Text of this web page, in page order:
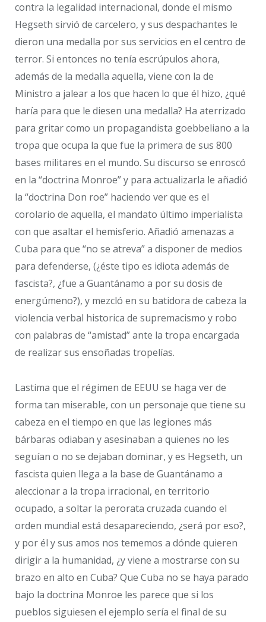
contra la legalidad internacional, donde el mismo
Hegseth sirvió de carcelero, y sus despachantes le
dieron una medalla por sus servicios en el centro de
terror. Si entonces no tenía escrúpulos ahora,
además de la medalla aquella, viene con la de
Ministro a jalear a los que hacen lo que él hizo, ¿qué
haría para que le diesen una medalla? Ha aterrizado
para gritar como un propagandista goebbeliano a la
tropa que ocupa la que fue la primera de sus 800
bases militares en el mundo. Su discurso se enroscó
en la “doctrina Monroe” y para actualizarla le añadió
la “doctrina Don roe” haciendo ver que es el
corolario de aquella, el mandato último imperialista
con que asaltar el hemisferio. Añadió amenazas a
Cuba para que “no se atreva” a disponer de medios
para defenderse, (¿éste tipo es idiota además de
fascista?, ¿fue a Guantánamo a por su dosis de
energúmeno?), y mezcló en su batidora de cabeza la
violencia verbal historica de supremacismo y robo
con palabras de “amistad” ante la tropa encargada
de realizar sus ensoñadas tropelías.
Lastima que el régimen de EEUU se haga ver de
forma tan miserable, con un personaje que tiene su
cabeza en el tiempo en que las legiones más
bárbaras odiaban y asesinaban a quienes no les
seguían o no se dejaban dominar, y es Hegseth, un
fascista quien llega a la base de Guantánamo a
aleccionar a la tropa irracional, en territorio
ocupado, a soltar la perorata cruzada cuando el
orden mundial está desapareciendo, ¿será por eso?,
y por él y sus amos nos tememos a dónde quieren
dirigir a la humanidad, ¿y viene a mostrarse con su
brazo en alto en Cuba? Que Cuba no se haya parado
bajo la doctrina Monroe les parece que si los
pueblos siguiesen el ejemplo sería el final de su